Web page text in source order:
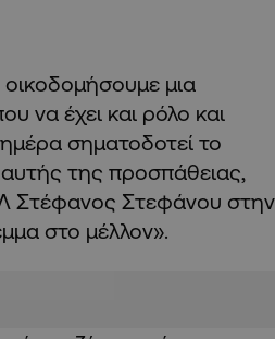
μια
να έχει και ρόλο και
σηματοδοτεί το
της προσπάθειας,
Στέφανος Στεφάνου στην
στο μέλλον».